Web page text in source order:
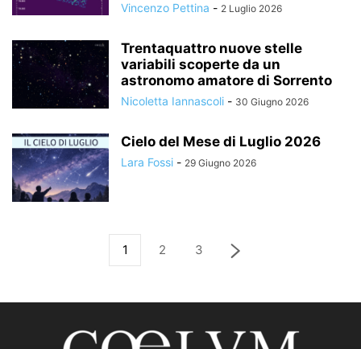
Vincenzo Pettina - 2 Luglio 2026
Trentaquattro nuove stelle
variabili scoperte da un
astronomo amatore di Sorrento
Nicoletta Iannascoli - 30 Giugno 2026
Cielo del Mese di Luglio 2026
Lara Fossi - 29 Giugno 2026
1 2 3